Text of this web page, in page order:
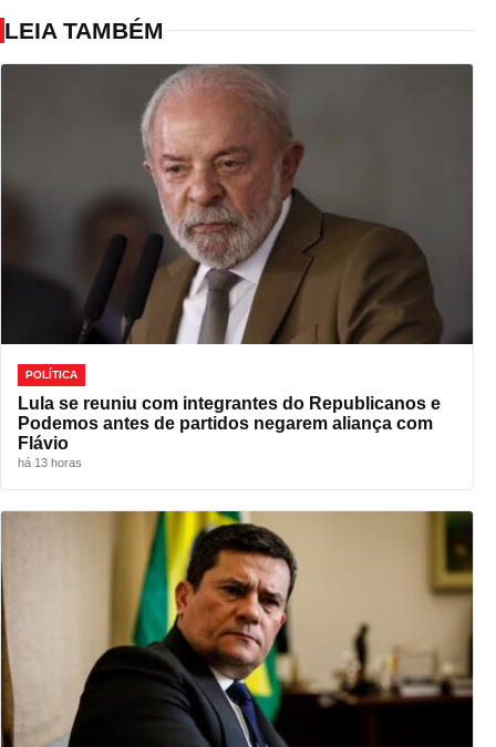
LEIA TAMBÉM
POLÍTICA
Lula se reuniu com integrantes do Republicanos e
Podemos antes de partidos negarem aliança com
Flávio
há 13 horas